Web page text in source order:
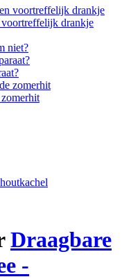
voortreffelijk drankje
niet?